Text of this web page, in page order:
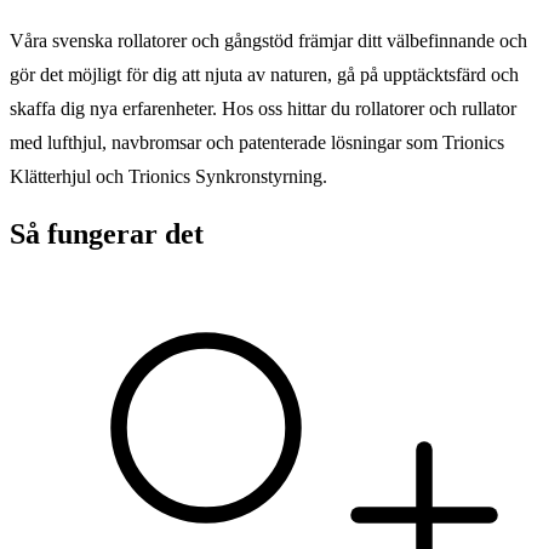
Våra svenska rollatorer och gångstöd främjar ditt välbefinnande och
gör det möjligt för dig att njuta av naturen, gå på upptäcktsfärd och
skaffa dig nya erfarenheter. Hos oss hittar du rollatorer och rullator
med lufthjul, navbromsar och patenterade lösningar som Trionics
Klätterhjul och Trionics Synkronstyrning.
Så fungerar det